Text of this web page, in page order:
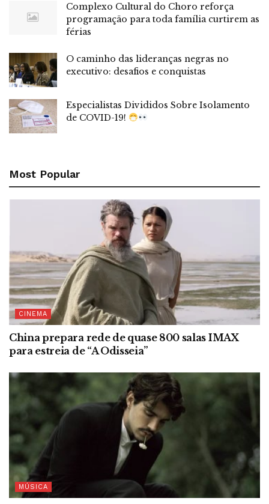
Complexo Cultural do Choro reforça
programação para toda família curtirem as
férias
O caminho das lideranças negras no
executivo: desafios e conquistas
Especialistas Divididos Sobre Isolamento
de COVID-19!
Most Popular
CINEMA
China prepara rede de quase 800 salas IMAX
para estreia de “A Odisseia”
MÚSICA